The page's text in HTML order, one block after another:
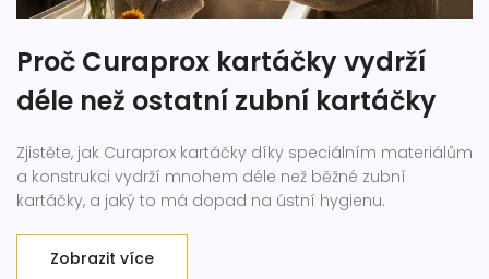
Proč Curaprox kartáčky vydrží
déle než ostatní zubní kartáčky
Zjistěte, jak Curaprox kartáčky díky speciálním materiálům
a konstrukci vydrží mnohem déle než běžné zubní
kartáčky, a jaký to má dopad na ústní hygienu.
Zobrazit více